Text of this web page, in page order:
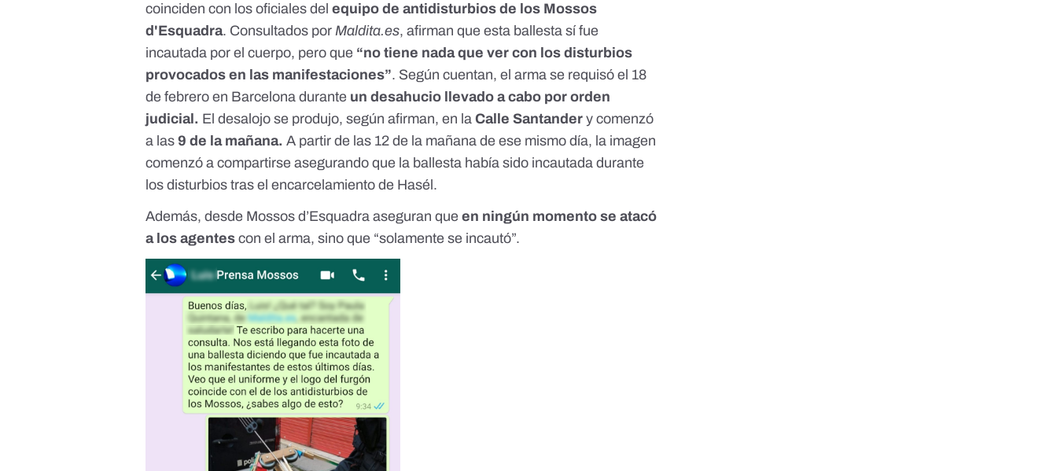
coinciden con los oficiales delequipo de antidisturbios de los Mossos
d'Esquadra. Consultados porMaldita.es, afirman que esta ballesta sí fue
incautada por el cuerpo, pero que “no tiene nada que ver con los disturbios
provocados en las manifestaciones”. Según cuentan, el arma se requisó el 18
de febrero en Barcelona durante un desahucio llevado a cabo por orden
judicial. El desalojo se produjo, según afirman, en laCalle Santander y comenzó
a las 9 de la mañana. A partir de las 12 de la mañana de ese mismo día, la imagen
comenzó a compartirse asegurando que la ballesta había sido incautada durante
los disturbios tras el encarcelamiento de Hasél.
Además, desde Mossos d’Esquadra aseguran queen ningún momento se atacó
a los agentescon el arma, sino que “solamente se incautó”.